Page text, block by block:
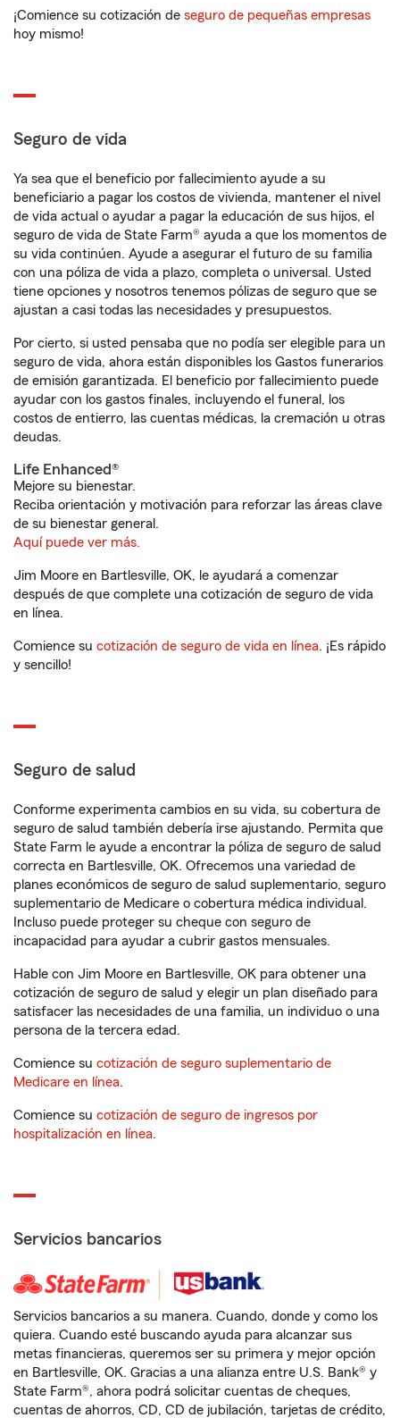
¡Comience su cotización de seguro de pequeñas empresas
hoy mismo!
Seguro de vida
Ya sea que el beneficio por fallecimiento ayude a su
beneficiario a pagar los costos de vivienda, mantener el nivel
de vida actual o ayudar a pagar la educación de sus hijos, el
seguro de vida de State Farm® ayuda a que los momentos de
su vida continúen. Ayude a asegurar el futuro de su familia
con una póliza de vida a plazo, completa o universal. Usted
tiene opciones y nosotros tenemos pólizas de seguro que se
ajustan a casi todas las necesidades y presupuestos.
Por cierto, si usted pensaba que no podía ser elegible para un
seguro de vida, ahora están disponibles los Gastos funerarios
de emisión garantizada. El beneficio por fallecimiento puede
ayudar con los gastos finales, incluyendo el funeral, los
costos de entierro, las cuentas médicas, la cremación u otras
deudas.
Life Enhanced®
Mejore su bienestar.
Reciba orientación y motivación para reforzar las áreas clave
de su bienestar general.
Aquí puede ver más.
Jim Moore en Bartlesville, OK, le ayudará a comenzar
después de que complete una cotización de seguro de vida
en línea.
Comience su cotización de seguro de vida en línea. ¡Es rápido
y sencillo!
Seguro de salud
Conforme experimenta cambios en su vida, su cobertura de
seguro de salud también debería irse ajustando. Permita que
State Farm le ayude a encontrar la póliza de seguro de salud
correcta en Bartlesville, OK. Ofrecemos una variedad de
planes económicos de seguro de salud suplementario, seguro
suplementario de Medicare o cobertura médica individual.
Incluso puede proteger su cheque con seguro de
incapacidad para ayudar a cubrir gastos mensuales.
Hable con Jim Moore en Bartlesville, OK para obtener una
cotización de seguro de salud y elegir un plan diseñado para
satisfacer las necesidades de una familia, un individuo o una
persona de la tercera edad.
Comience su cotización de seguro suplementario de
Medicare en línea.
Comience su cotización de seguro de ingresos por
hospitalización en línea.
Servicios bancarios
Servicios bancarios a su manera. Cuando, donde y como los
quiera. Cuando esté buscando ayuda para alcanzar sus
metas financieras, queremos ser su primera y mejor opción
en Bartlesville, OK. Gracias a una alianza entre U.S. Bank® y
State Farm®, ahora podrá solicitar cuentas de cheques,
cuentas de ahorros, CD, CD de jubilación, tarjetas de crédito,